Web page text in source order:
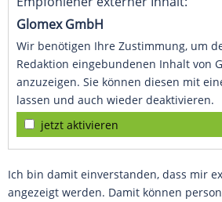
Glomex GmbH
Wir benötigen Ihre Zustimmung, um
Redaktion eingebundenen Inhalt von
anzuzeigen. Sie können diesen mit
lassen und auch wieder deaktivieren.
jetzt aktivieren
Ich bin damit einverstanden, dass mir
angezeigt werden. Damit können